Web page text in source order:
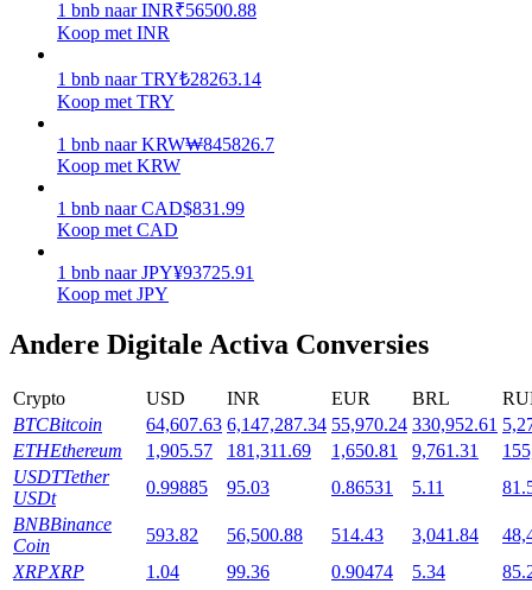
Uitzetten
Hoog rendement en directe toegang
Flexibel staken om populaire tokens te verdienen.
1 bnb naar INR₹56500.88
Koop met INR
1 bnb naar TRY₺28263.14
Koop met TRY
1 bnb naar KRW₩845826.7
Koop met KRW
1 bnb naar CAD$831.99
Koop met CAD
1 bnb naar JPY¥93725.91
Koop met JPY
Andere Digitale Activa Conversies
Crypto USD INR EUR BRL
BTCBitcoin 64,607.63 6,147,287.34 55,970.24 330,952.61
ETHEthereum 1,905.57 181,311.69 1,650.81 9,761.31
USDTTether
USDt
0.99885 95.03 0.86531 5.11
BNBBinance
Coin
593.82 56,500.88 514.43 3,041.84
XRPXRP 1.04 99.36 0.90474 5.34